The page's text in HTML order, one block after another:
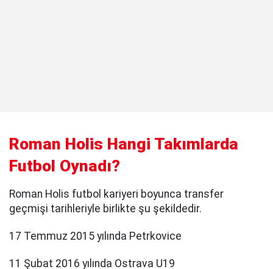
Roman Holis Hangi Takımlarda
Futbol Oynadı?
Roman Holis futbol kariyeri boyunca transfer
geçmişi tarihleriyle birlikte şu şekildedir.
17 Temmuz 2015 yılında Petrkovice
11 Şubat 2016 yılında Ostrava U19